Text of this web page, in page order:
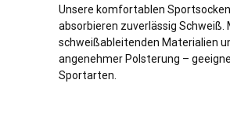
Unsere komfortablen Sportsocken
absorbieren zuverlässig Schweiß.
schweißableitenden Materialien
angenehmer Polsterung –
Sportarten.